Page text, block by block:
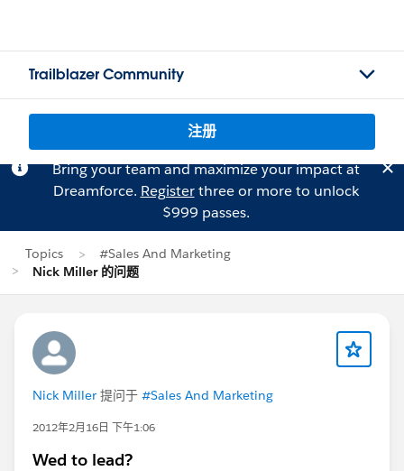
Trailblazer Community
注册
Bring your team and maximize your impact at
Dreamforce. Registerthree or more to unlock
$999 passes.
Topics
#Sales And Marketing
Nick Miller 的问题
Nick Miller 提问于 #Sales And Marketing
2012年2月16日 下午1:06
Wed to lead?